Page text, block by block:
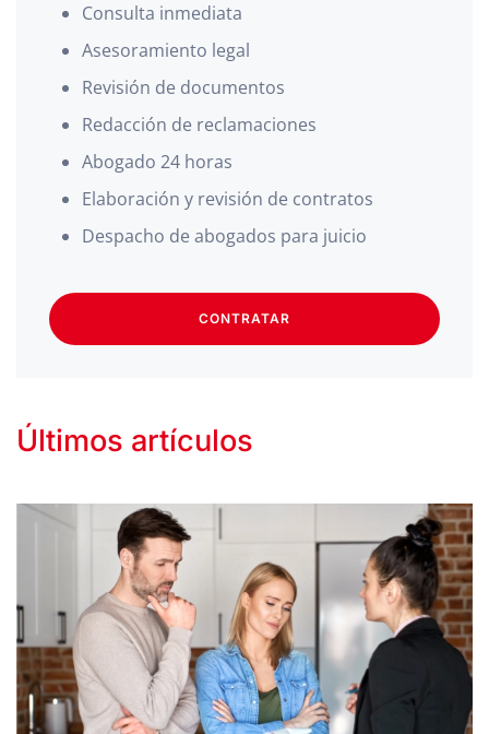
Consulta inmediata
Asesoramiento legal
Revisión de documentos
Redacción de reclamaciones
Abogado 24 horas
Elaboración y revisión de contratos
Despacho de abogados para juicio
CONTRATAR
Últimos artículos